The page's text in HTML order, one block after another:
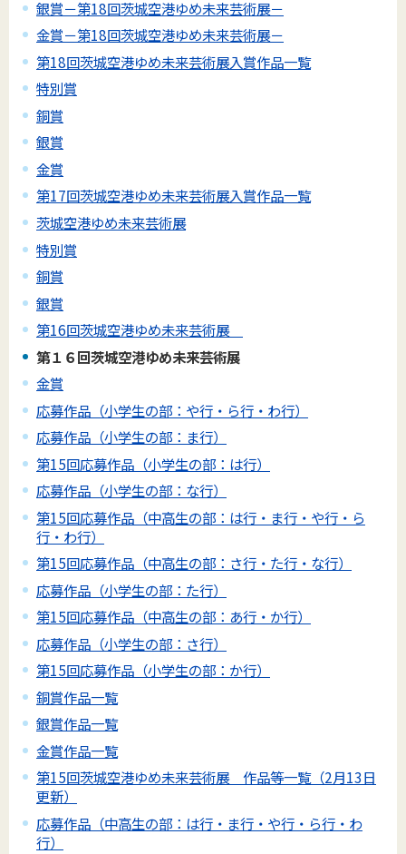
銀賞－第18回茨城空港ゆめ未来芸術展－
金賞－第18回茨城空港ゆめ未来芸術展－
第18回茨城空港ゆめ未来芸術展入賞作品一覧
特別賞
銅賞
銀賞
金賞
第17回茨城空港ゆめ未来芸術展入賞作品一覧
茨城空港ゆめ未来芸術展
特別賞
銅賞
銀賞
第16回茨城空港ゆめ未来芸術展
第１６回茨城空港ゆめ未来芸術展
金賞
応募作品（小学生の部：や行・ら行・わ行）
応募作品（小学生の部：ま行）
第15回応募作品（小学生の部：は行）
応募作品（小学生の部：な行）
第15回応募作品（中高生の部：は行・ま行・や行・ら
行・わ行）
第15回応募作品（中高生の部：さ行・た行・な行）
応募作品（小学生の部：た行）
第15回応募作品（中高生の部：あ行・か行）
応募作品（小学生の部：さ行）
第15回応募作品（小学生の部：か行）
銅賞作品一覧
銀賞作品一覧
金賞作品一覧
第15回茨城空港ゆめ未来芸術展 作品等一覧（2月13日
更新）
応募作品（中高生の部：は行・ま行・や行・ら行・わ
行）